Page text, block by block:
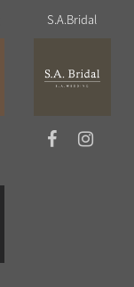
S.A.Bridal